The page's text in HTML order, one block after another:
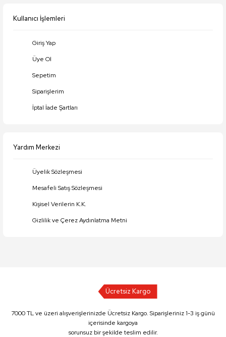
Kullanıcı İşlemleri
Giriş Yap
Üye Ol
Sepetim
Siparişlerim
İptal İade Şartları
Yardım Merkezi
Üyelik Sözleşmesi
Mesafeli Satış Sözleşmesi
Kişisel Verilerin K.K.
Gizlilik ve Çerez Aydınlatma Metni
Ücretsiz Kargo
7000 TL ve üzeri alışverişlerinizde Ücretsiz Kargo. Siparişleriniz 1-3 iş günü
içerisinde kargoya
sorunsuz bir şekilde teslim edilir.